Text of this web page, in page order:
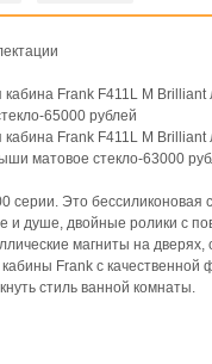
Frank F411L М Brilliant
65000 рублей
Frank F411L М Brilliant
матовое стекло-63000
серии. Это бессиликоновая
и душе, двойные ролики с
магниты на
Frank с качественной
стиль ванной комнаты.